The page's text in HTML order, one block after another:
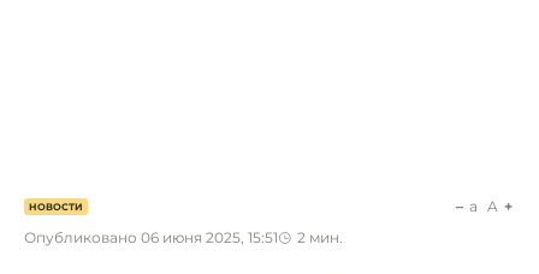
НОВОСТИ
Опубликовано 06 июня 2025, 15:51 2 мин.
a A